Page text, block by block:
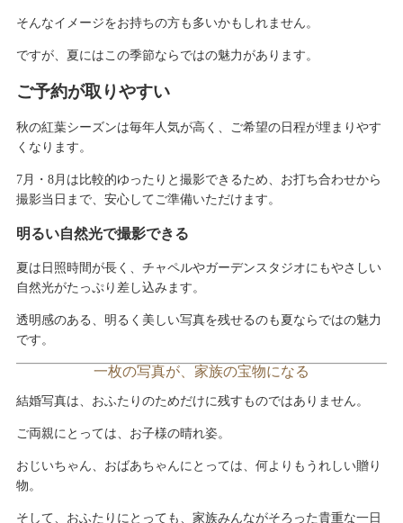
そんなイメージをお持ちの方も多いかもしれません。
ですが、夏にはこの季節ならではの魅力があります。
ご予約が取りやすい
秋の紅葉シーズンは毎年人気が高く、ご希望の日程が埋まりやす
くなります。
7月・8月は比較的ゆったりと撮影できるため、お打ち合わせから
撮影当日まで、安心してご準備いただけます。
明るい自然光で撮影できる
夏は日照時間が長く、チャペルやガーデンスタジオにもやさしい
自然光がたっぷり差し込みます。
透明感のある、明るく美しい写真を残せるのも夏ならではの魅力
です。
一枚の写真が、家族の宝物になる
結婚写真は、おふたりのためだけに残すものではありません。
ご両親にとっては、お子様の晴れ姿。
おじいちゃん、おばあちゃんにとっては、何よりもうれしい贈り
物。
そして、おふたりにとっても、家族みんながそろった貴重な一日